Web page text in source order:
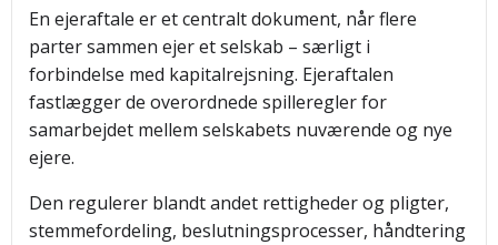
En ejeraftale er et centralt dokument, når flere
parter sammen ejer et selskab – særligt i
forbindelse med kapitalrejsning. Ejeraftalen
fastlægger de overordnede spilleregler for
samarbejdet mellem selskabets nuværende og nye
ejere.
Den regulerer blandt andet rettigheder og pligter,
stemmefordeling, beslutningsprocesser, håndtering